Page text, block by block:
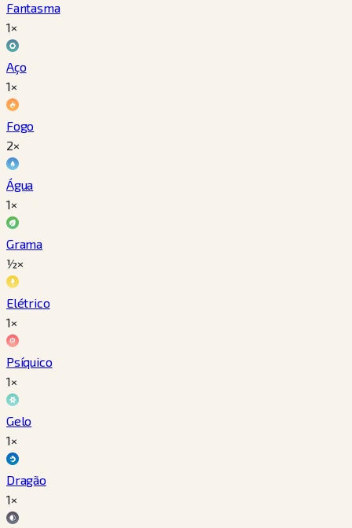
Fantasma
1×
Aço
1×
Fogo
2×
Água
1×
Grama
½×
Elétrico
1×
Psíquico
1×
Gelo
1×
Dragão
1×